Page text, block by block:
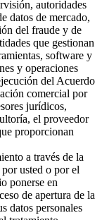
autoridades
datos de mercado,
del fraude y de
que gestionan
software y
y operaciones
del Acuerdo
comercial por
jurídicos,
el proveedor
proporcionan
a través de la
usted o por el
ponerse en
de apertura de la
datos personales